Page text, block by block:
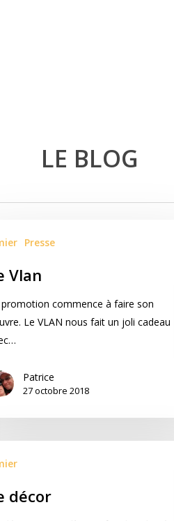
LE BLOG
Presse
Vlan
promotion commence à faire son
Le VLAN nous fait un joli cadeau
Patrice
27 octobre 2018
décor